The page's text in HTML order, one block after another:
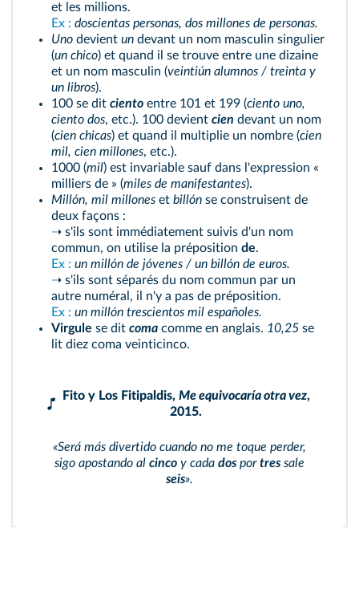
et les millions.
Ex : doscientas personas, dos millones de personas.
Uno devient un devant un nom masculin singulier
(un chico) et quand il se trouve entre une dizaine
et un nom masculin (veintiún alumnos / treinta y
un libros).
100 se dit ciento entre 101 et 199 (ciento uno,
ciento dos, etc.). 100 devient cien devant un nom
(cien chicas) et quand il multiplie un nombre (cien
mil, cien millones, etc.).
1000 (mil) est invariable sauf dans l'expression «
milliers de » (miles de manifestantes).
Millón, mil millones et billón se construisent de
deux façons :
➝ s'ils sont immédiatement suivis d'un nom
commun, on utilise la préposition de.
Ex : un millón de jóvenes / un billón de euros.
➝ s'ils sont séparés du nom commun par un
autre numéral, il n'y a pas de préposition.
Ex : un millón trescientos mil españoles.
Virgule se dit coma comme en anglais. 10,25 se
lit diez coma veinticinco.
Fito y Los Fitipaldis, Me equivocaría otra vez,
2015.
«Será más divertido cuando no me toque perder,
sigo apostando al cinco y cada dos portres sale
seis».